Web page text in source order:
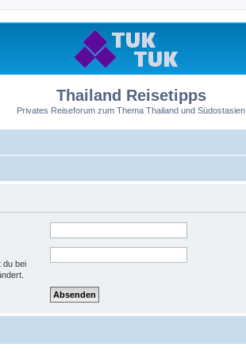
Thailand Reisetipps
Privates Reiseforum zum Thema Thailand und Südostasien
du bei